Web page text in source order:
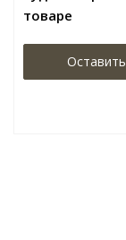
товаре